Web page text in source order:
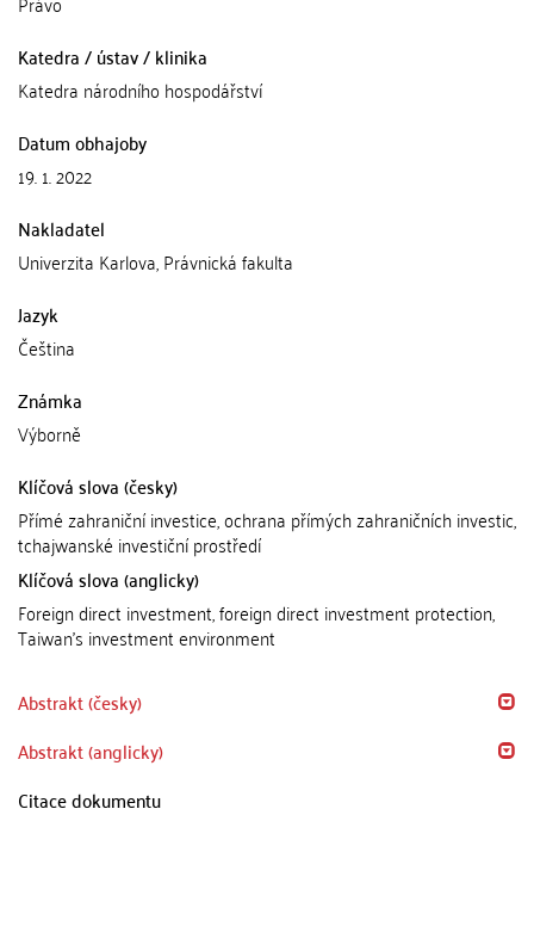
Katedra / ústav / klinika
Katedra národního hospodářství
Datum obhajoby
19. 1. 2022
Nakladatel
Univerzita Karlova, Právnická fakulta
Jazyk
Čeština
Známka
Výborně
Klíčová slova (česky)
Přímé zahraniční investice, ochrana přímých zahraničních investic,
tchajwanské investiční prostředí
Klíčová slova (anglicky)
Foreign direct investment, foreign direct investment protection,
Taiwan's investment environment
Abstrakt (česky)
Abstrakt (anglicky)
Citace dokumentu